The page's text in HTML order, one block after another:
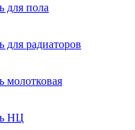
для пола
для радиаторов
молотковая
НЦ